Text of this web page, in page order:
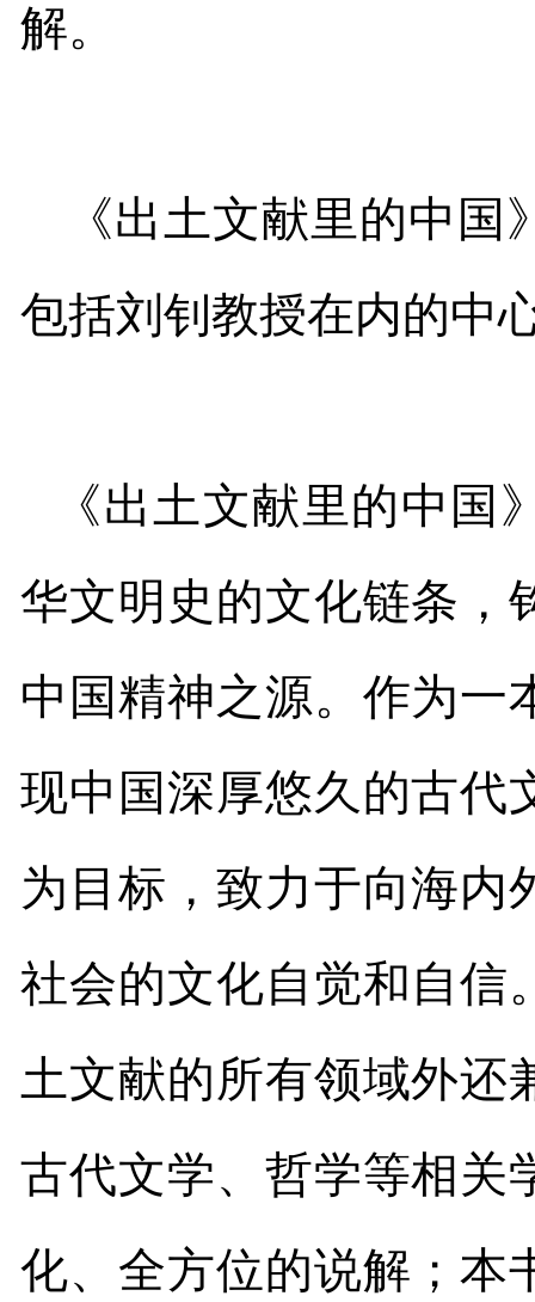
解。
《出土文献里的中
包括刘钊教授在内的中
《出土文献里的中
华文明史的文化链条，
中国精神之源。作为一
现中国深厚悠久的古代
为目标，致力于向海内
社会的文化自觉和自信
土文献的所有领域外还
古代文学、哲学等相关
化、全方位的说解；本